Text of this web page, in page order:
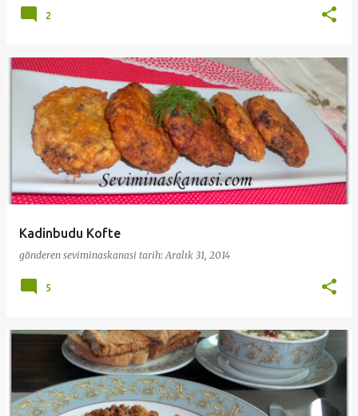
2
Kadinbudu Kofte
gönderen seviminaskanasi tarih:Aralık 31, 2014
5